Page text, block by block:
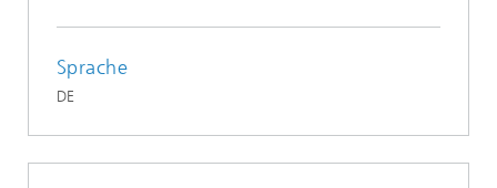
Sprache
DE